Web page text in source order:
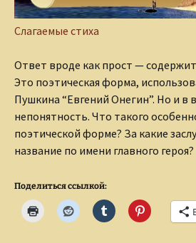
Слагаемые стиха
Ответ вроде как прост —
Это поэтическая форма,
Пушкина “Евгений Онегин”. Но и в
непонятность. Что такого
поэтической форме? За какие
название по имени главного героя?
Поделиться ссылкой: